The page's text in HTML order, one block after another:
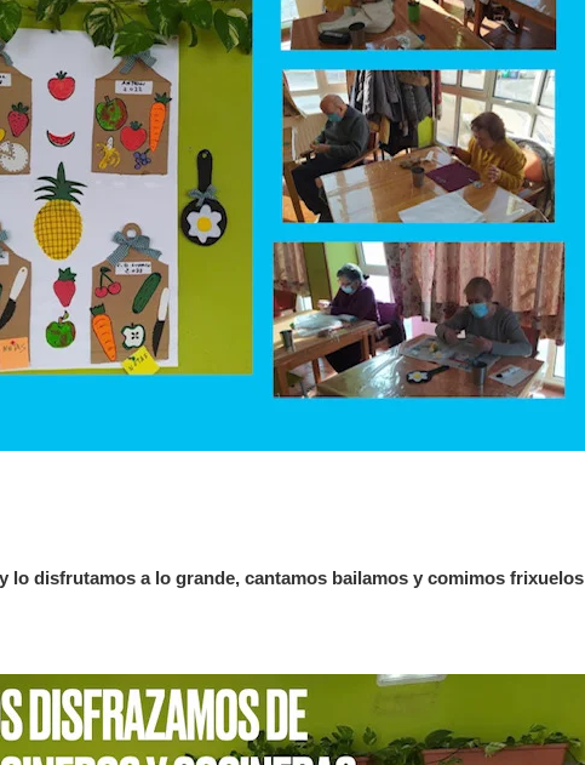
lo disfrutamos a lo grande, cantamos bailamos y comimos frixuelos